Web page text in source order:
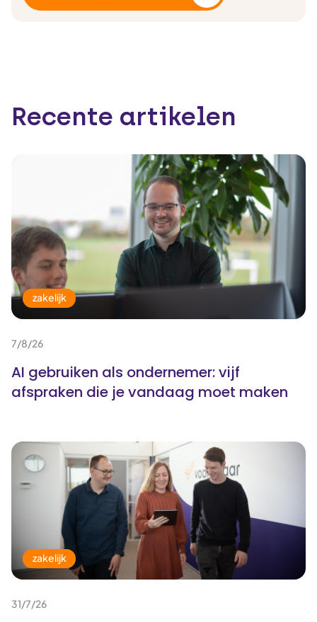
Recente artikelen
zakelijk
7/8/26
AI gebruiken als ondernemer: vijf
afspraken die je vandaag moet maken
zakelijk
31/7/26